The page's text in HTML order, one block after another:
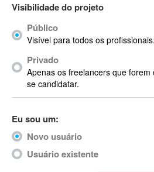
ACID Pro
ACPI
Acrobat
Acrobat X
Acronis
ACT
Actimize
ActionScript
ActionScript 3
Visibilidade do projeto
Público
Visível para todos os profissionais.
Privado
Apenas os freelancers que forem
se candidatar.
Eu sou um:
Novo usuário
Usuário existente